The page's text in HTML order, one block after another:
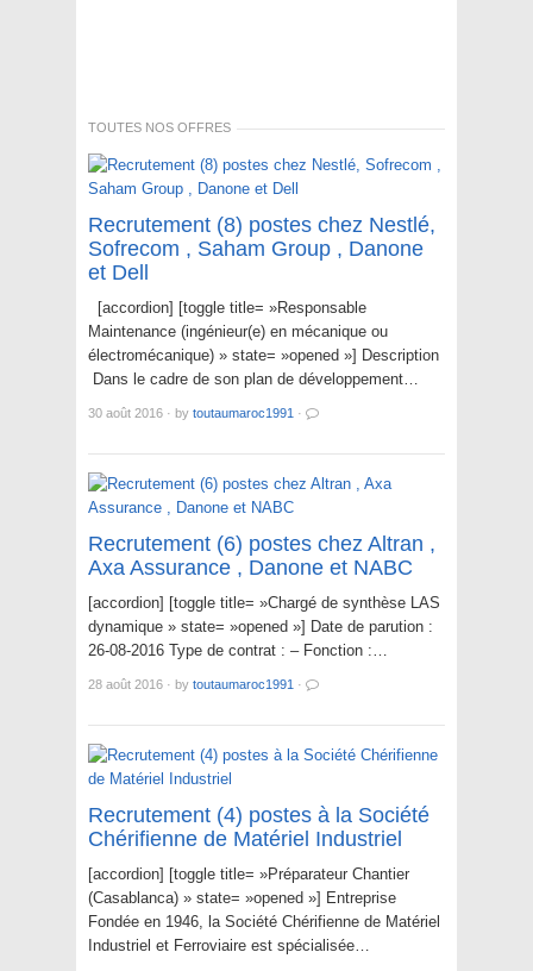
TOUTES NOS OFFRES
Recrutement (8) postes chez Nestlé,
Sofrecom , Saham Group , Danone
et Dell
[accordion] [toggle title= »Responsable
Maintenance (ingénieur(e) en mécanique ou
électromécanique) » state= »opened »] Description
Dans le cadre de son plan de développement…
30 août 2016 · by toutaumaroc1991 ·
Recrutement (6) postes chez Altran ,
Axa Assurance , Danone et NABC
[accordion] [toggle title= »Chargé de synthèse LAS
dynamique » state= »opened »] Date de parution :
26-08-2016 Type de contrat : – Fonction :…
28 août 2016 · by toutaumaroc1991 ·
Recrutement (4) postes à la Société
Chérifienne de Matériel Industriel
[accordion] [toggle title= »Préparateur Chantier
(Casablanca) » state= »opened »] Entreprise
Fondée en 1946, la Société Chérifienne de Matériel
Industriel et Ferroviaire est spécialisée…